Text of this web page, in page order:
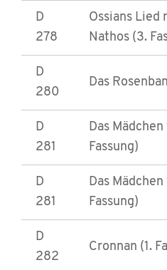
D
278
Ossians Lied
Nathos (3.
D
280
Das
D
281
Das
Fassung)
D
281
Das
Fassung)
D
282
Cronnan (1.